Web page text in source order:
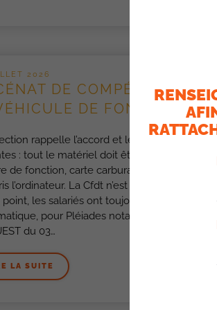
2026
DE COMPÉTENCE
DE FONCTION
rappelle l’accord et les règles
: tout le matériel doit être rendu
de fonction, carte carburant etc…) y
l’ordinateur. La Cfdt n’est pas d’accord
les salariés ont toujours besoin de
pour Pléiades notamment. Infos
du 03…
LA SUITE